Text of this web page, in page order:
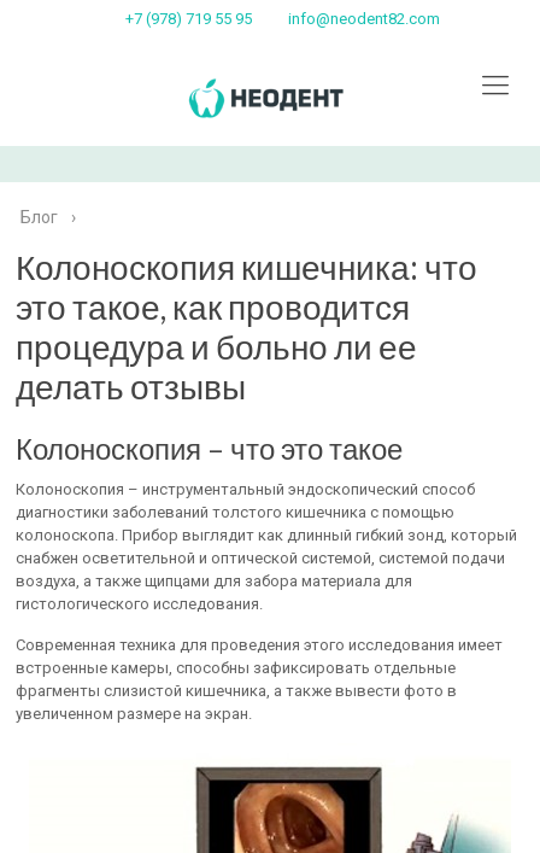
+7 (978) 719 55 95 info@neodent82.com
Блог ›
Колоноскопия кишечника: что
это такое, как проводится
процедура и больно ли ее
делать отзывы
Колоноскопия – что это такое
Колоноскопия – инструментальный эндоскопический способ
диагностики заболеваний толстого кишечника с помощью
колоноскопа. Прибор выглядит как длинный гибкий зонд, который
снабжен осветительной и оптической системой, системой подачи
воздуха, а также щипцами для забора материала для
гистологического исследования.
Современная техника для проведения этого исследования имеет
встроенные камеры, способны зафиксировать отдельные
фрагменты слизистой кишечника, а также вывести фото в
увеличенном размере на экран.